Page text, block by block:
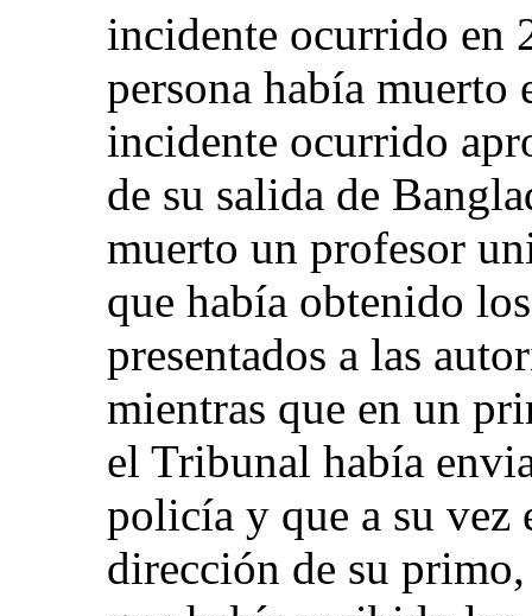
incidente ocurrido en
persona había
incidente ocurrido
de su salida de
muerto un profesor
que había obtenido
presentados a las
mientras que en un
el Tribunal había
policía y que a su vez
dirección de su